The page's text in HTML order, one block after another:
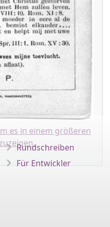
es in einem größeren
Rundschreiben
Für Entwickler